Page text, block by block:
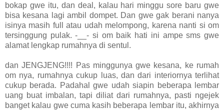
bokap gwe itu, dan deal, kalau hari minggu sore baru gwe
bisa kesana lagi ambil dompet. Dan gwe gak berani nanya
isinya masih full atau udah melompong, karena nanti si om
tersinggung pulak. -__- si om baik hati ini ampe sms gwe
alamat lengkap rumahnya di sentul.
dan JENGJENG!!!! Pas minggunya gwe kesana, ke rumah
om nya, rumahnya cukup luas, dan dari interiornya terlihat
cukup berada. Padahal gwe udah siapin beberapa lembar
uang buat imbalan, tapi diliat dari rumahnya, pasti ngejek
banget kalau gwe cuma kasih beberapa lembar itu, akhirnya